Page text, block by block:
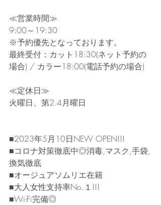
≪営業時間≫
9:00～19:30
※予約優先となっております。
最終受付：カット18:30(ネット予約の
場合) / カラー18:00(電話予約の場合)
≪定休日≫
火曜日、第2.4月曜日
■2023年5月10日NEW OPEN!!!
■コロナ対策徹底中◎消毒,マスク,手袋,
換気徹底
■オージュアソムリエ在籍
■大人女性支持率No.１!!!
■Wi-Fi完備◎